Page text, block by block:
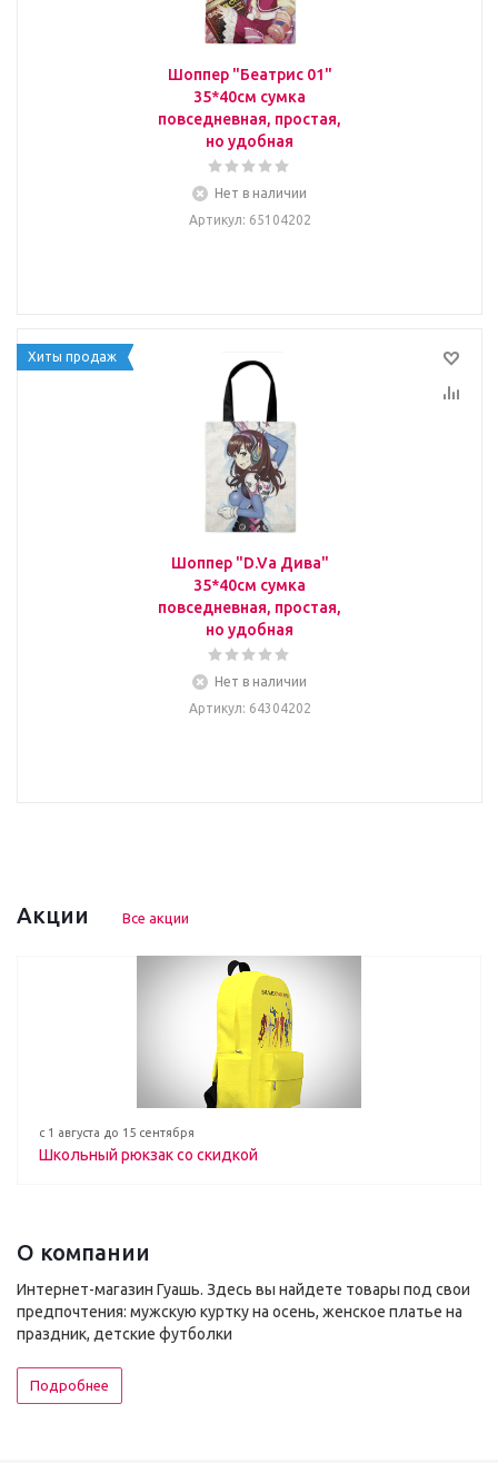
Шоппер "Беатрис 01"
35*40см сумка
повседневная, простая,
но удобная
Нет в наличии
Артикул: 65104202
Хиты продаж
Шоппер "D.Va Дива"
35*40см сумка
повседневная, простая,
но удобная
Нет в наличии
Артикул: 64304202
Акции Все акции
с 1 августа до 15 сентября
Школьный рюкзак со скидкой
О компании
Интернет-магазин Гуашь. Здесь вы найдете товары под свои
предпочтения: мужскую куртку на осень, женское платье на
праздник, детские футболки
Подробнее